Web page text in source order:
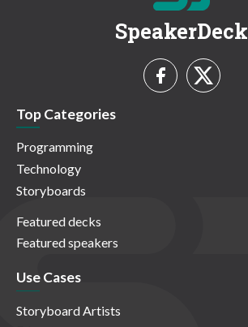
SpeakerDeck
Top Categories
Programming
Technology
Storyboards
Featured decks
Featured speakers
Use Cases
Storyboard Artists